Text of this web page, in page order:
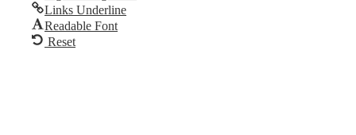
Links Underline
Readable Font
Reset